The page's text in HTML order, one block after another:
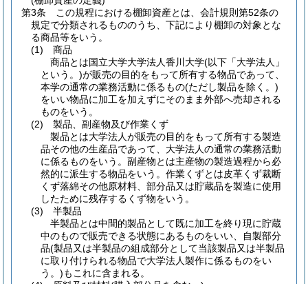
第3条
この規程における棚卸資産とは、会計規則第52条の
規定で分類されるもののうち、下記により棚卸の対象とな
る商品等をいう。
(1)
商品
商品とは国立大学大学法人香川大学(以下「大学法人」
という。)が販売の目的をもって所有する物品であって、
本学の通常の業務活動に係るもの(ただし製品を除く。)
をいい物品に加工を加えずにそのまま外部へ売却される
ものをいう。
(2)
製品、副産物及び作業くず
製品とは大学法人が販売の目的をもって所有する製造
品その他の生産品であって、大学法人の通常の業務活動
に係るものをいう。副産物とは主産物の製造過程から必
然的に派生する物品をいう。作業くずとは皮革くず裁断
くず落綿その他原材料、部分品又は貯蔵品を製造に使用
したために残存するくず物をいう。
(3)
半製品
半製品とは中間的製品として既に加工を終り現に貯蔵
中のもので販売できる状態にあるものをいい、自製部分
品(製品又は半製品の組成部分として当該製品又は半製品
に取り付けられる物品で大学法人製作に係るものをい
う。)もこれに含まれる。